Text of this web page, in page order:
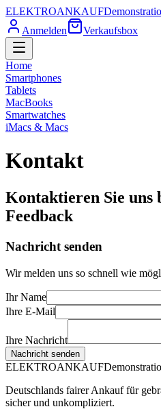
ELEKTROANKAUF
Anmelden
Verkaufsbox
Home
Smartphones
Tablets
MacBooks
Smartwatches
iMacs & Macs
Kontakt
Kontaktieren Sie uns
Feedback
Nachricht senden
Wir melden uns so schnell wie
Ihr Name
Ihre E-Mail
Ihre Nachricht
Nachricht senden
ELEKTROANKAUF
Deutschlands fairer Ankauf für
sicher und unkompliziert.